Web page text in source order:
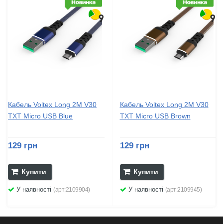
Кабель Voltex Long 2M V30
TXT Micro USB Blue
129 грн
Купити
У наявності (арт:2109904)
Кабель Voltex Long 2M V30
TXT Micro USB Brown
129 грн
Купити
У наявності (арт:2109945)